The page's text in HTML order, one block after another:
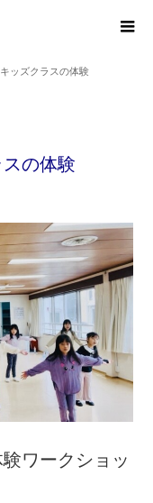
ッズクラスの体験
スの体験
ワークショッ